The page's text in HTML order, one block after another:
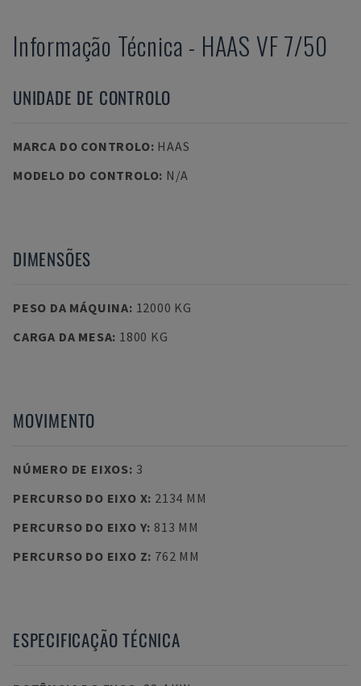
Informação Técnica - HAAS VF 7/50
UNIDADE DE CONTROLO
MARCA DO CONTROLO: HAAS
MODELO DO CONTROLO: N/A
DIMENSÕES
PESO DA MÁQUINA: 12000 KG
CARGA DA MESA: 1800 KG
MOVIMENTO
NÚMERO DE EIXOS: 3
PERCURSO DO EIXO X: 2134 MM
PERCURSO DO EIXO Y: 813 MM
PERCURSO DO EIXO Z: 762 MM
ESPECIFICAÇÃO TÉCNICA